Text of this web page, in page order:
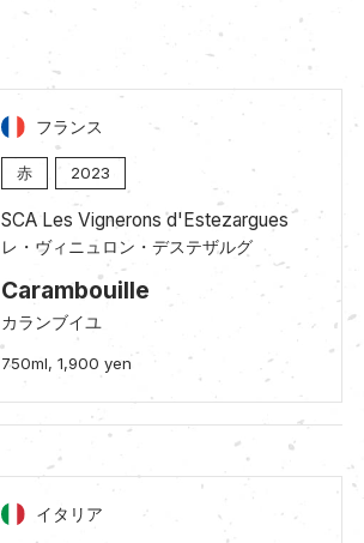
フランス
赤 2023
SCA Les Vignerons d'Estezargues
レ・ヴィニュロン・デステザルグ
Carambouille
カランブイユ
750ml, 1,900 yen
イタリア